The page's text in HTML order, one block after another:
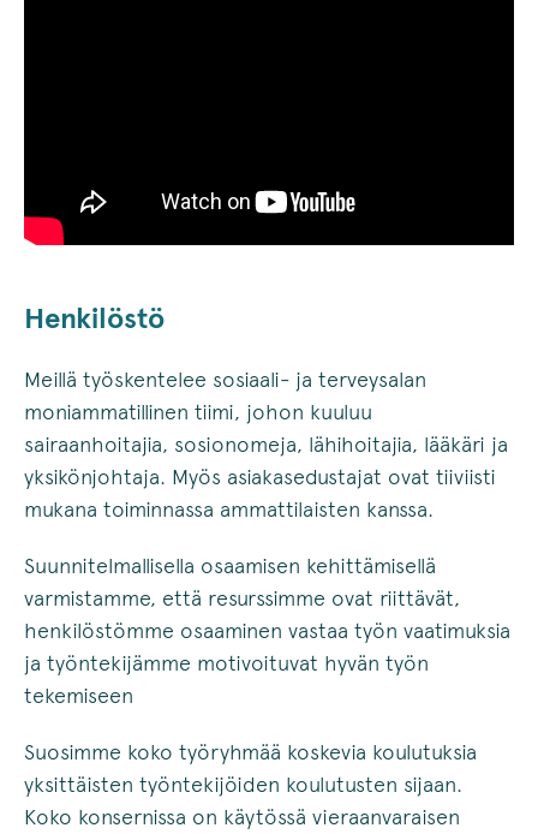
Henkilöstö
Meillä työskentelee sosiaali- ja terveysalan
moniammatillinen tiimi, johon kuuluu
sairaanhoitajia, sosionomeja, lähihoitajia, lääkäri ja
yksikönjohtaja. Myös asiakasedustajat ovat tiiviisti
mukana toiminnassa ammattilaisten kanssa.
Suunnitelmallisella osaamisen kehittämisellä
varmistamme, että resurssimme ovat riittävät,
henkilöstömme osaaminen vastaa työn vaatimuksia
ja työntekijämme motivoituvat hyvän työn
tekemiseen
Suosimme koko työryhmää koskevia koulutuksia
yksittäisten työntekijöiden koulutusten sijaan.
Koko konsernissa on käytössä vieraanvaraisen